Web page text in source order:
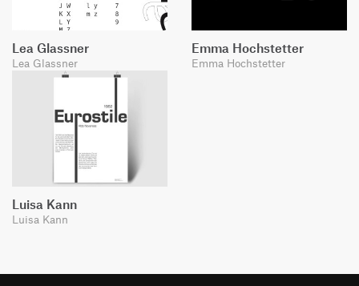
Lea Glassner
Lea Glassner
Emma Hochstetter
Emma Hochstetter
Luisa Kann
Luisa Kann